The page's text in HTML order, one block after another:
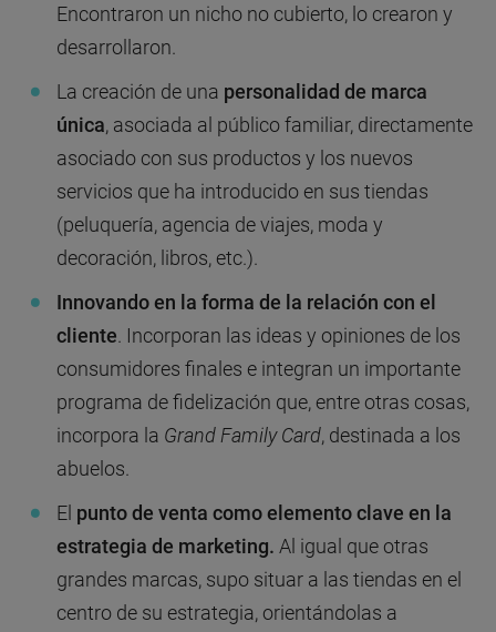
Encontraron un nicho no cubierto, lo crearon y
desarrollaron.
La creación de una personalidad de marca
única, asociada al público familiar, directamente
asociado con sus productos y los nuevos
servicios que ha introducido en sus tiendas
(peluquería, agencia de viajes, moda y
decoración, libros, etc.).
Innovando en la forma de la relación con el
cliente . Incorporan las ideas y opiniones de los
consumidores finales e integran un importante
programa de fidelización que, entre otras cosas,
incorpora la Grand Family Card, destinada a los
abuelos.
El punto de venta como elemento clave en la
estrategia de marketing. Al igual que otras
grandes marcas, supo situar a las tiendas en el
centro de su estrategia, orientándolas a